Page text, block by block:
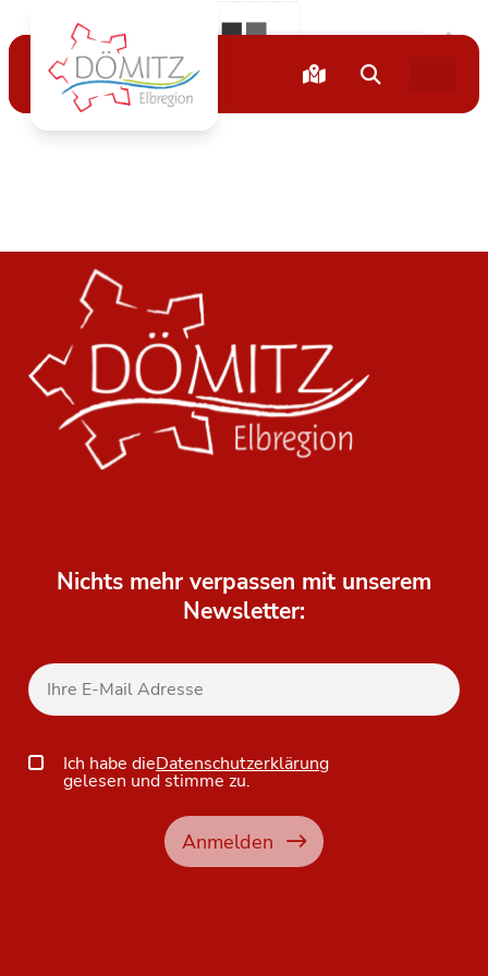
Nichts mehr verpassen mit unserem
Newsletter:
Anmelden
Ich habe dieDatenschutzerklärung
gelesen und stimme zu.